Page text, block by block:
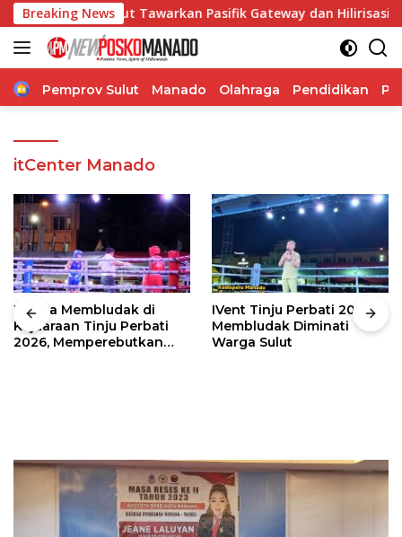
Langsung
ke
konten
Breaking News
Sulut Tawarkan Pasifik Gateway dan Hilirisasi Kelapa ke
Home
Pemprov Sulut Manado Olahraga Pendidikan
itCenter Manado
Warga Membludak di
Kejuaraan Tinju Perbati
2026, Memperebutkan
IVent Tinju Perbati 2026
Membludak Diminati
Warga Sulut